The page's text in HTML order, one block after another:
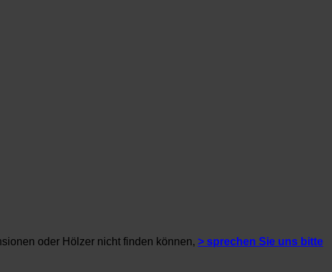
oder Hölzer nicht finden können, > sprechen Sie uns bitte